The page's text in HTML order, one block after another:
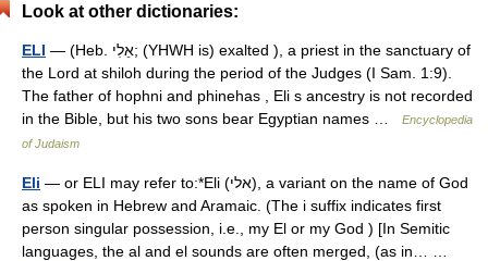
Look at other dictionaries:
ELI — (Heb. אֵלִי; (YHWH is) exalted ), a priest in the sanctuary of
the Lord at shiloh during the period of the Judges (I Sam. 1:9).
The father of hophni and phinehas , Eli s ancestry is not recorded
in the Bible, but his two sons bear Egyptian names …
Encyclopedia
of Judaism
Eli — or ELI may refer to:*Eli (אלי), a variant on the name of God
as spoken in Hebrew and Aramaic. (The i suffix indicates first
person singular possession, i.e., my El or my God ) [In Semitic
languages, the al and el sounds are often merged, (as in… …